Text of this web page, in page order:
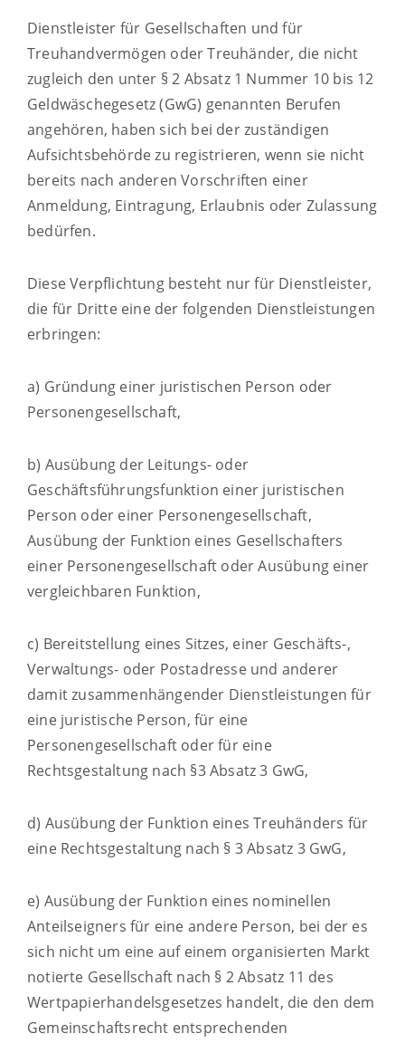
Dienstleister für Gesellschaften und für
Treuhandvermögen oder Treuhänder, die nicht
zugleich den unter § 2 Absatz 1 Nummer 10 bis 12
Geldwäschegesetz (GwG) genannten Berufen
angehören, haben sich bei der zuständigen
Aufsichtsbehörde zu registrieren, wenn sie nicht
bereits nach anderen Vorschriften einer
Anmeldung, Eintragung, Erlaubnis oder Zulassung
bedürfen.
Diese Verpflichtung besteht nur für Dienstleister,
die für Dritte eine der folgenden Dienstleistungen
erbringen:
a) Gründung einer juristischen Person oder
Personengesellschaft,
b) Ausübung der Leitungs- oder
Geschäftsführungsfunktion einer juristischen
Person oder einer Personengesellschaft,
Ausübung der Funktion eines Gesellschafters
einer Personengesellschaft oder Ausübung einer
vergleichbaren Funktion,
c) Bereitstellung eines Sitzes, einer Geschäfts-,
Verwaltungs- oder Postadresse und anderer
damit zusammenhängender Dienstleistungen für
eine juristische Person, für eine
Personengesellschaft oder für eine
Rechtsgestaltung nach §3 Absatz 3 GwG,
d) Ausübung der Funktion eines Treuhänders für
eine Rechtsgestaltung nach § 3 Absatz 3 GwG,
e) Ausübung der Funktion eines nominellen
Anteilseigners für eine andere Person, bei der es
sich nicht um eine auf einem organisierten Markt
notierte Gesellschaft nach § 2 Absatz 11 des
Wertpapierhandelsgesetzes handelt, die den dem
Gemeinschaftsrecht entsprechenden